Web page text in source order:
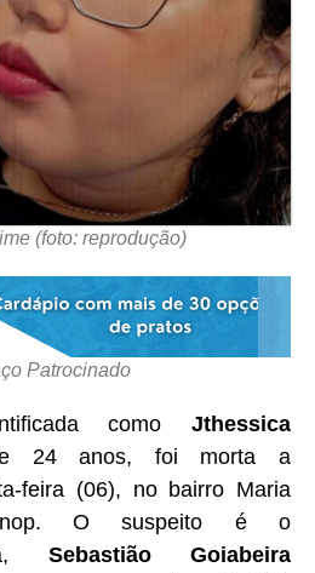
(foto: reprodução)
Patrocinado
como Jthessica
24 anos, foi morta a
feira (06), no bairro Maria
O suspeito é o
Sebastião Goiabeira